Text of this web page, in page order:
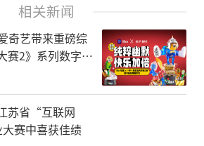
相关新闻
奇艺带来重磅综
赛2》系列数字藏
苏省“互联网
赛中喜获佳绩